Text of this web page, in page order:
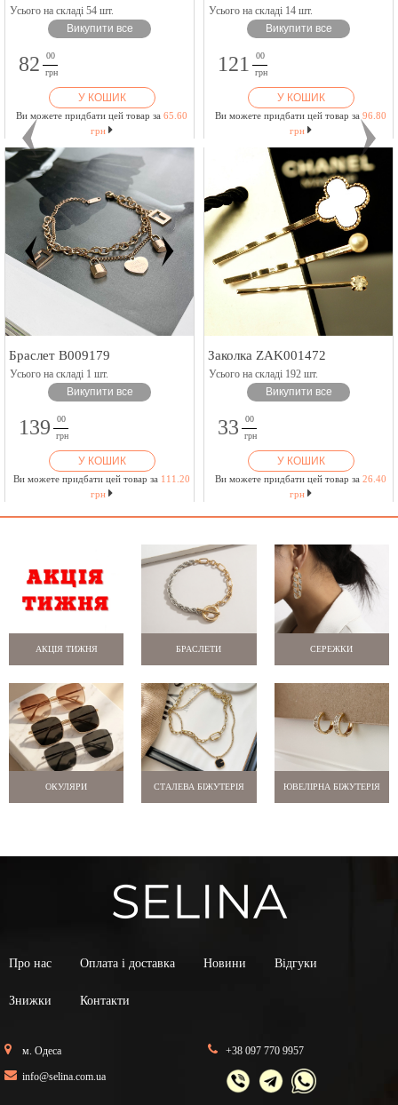
Усього на складі 54 шт.
Викупити все
82
00
грн
У КОШИК
Ви можете придбати цей товар за 65.60
грн
Усього на складі 14 шт.
Викупити все
121
00
грн
У КОШИК
Ви можете придбати цей товар за 96.80
грн
Браслет B009179
Усього на складі 1 шт.
Викупити все
139
00
грн
У КОШИК
Ви можете придбати цей товар за 111.20
грн
Заколка ZAK001472
Усього на складі 192 шт.
Викупити все
33
00
грн
У КОШИК
Ви можете придбати цей товар за 26.40
грн
АКЦІЯ ТИЖНЯ БРАСЛЕТИ СЕРЕЖКИ
ОКУЛЯРИ СТАЛЕВА БІЖУТЕРІЯ ЮВЕЛІРНА БІЖУТЕРІЯ
Про нас Оплата і доставка Новини Відгуки
Знижки Контакти
м. Одеса
info@selina.com.ua
+38 097 770 9957